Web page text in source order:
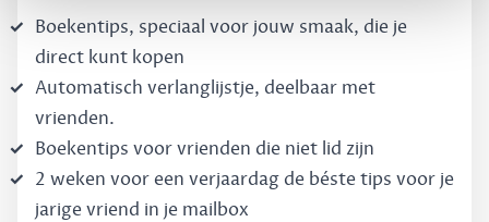
Boekentips, speciaal voor jouw smaak, die je
direct kunt kopen
Automatisch verlanglijstje, deelbaar met
vrienden.
Boekentips voor vrienden die niet lid zijn
2 weken voor een verjaardag de béste tips voor je
jarige vriend in je mailbox